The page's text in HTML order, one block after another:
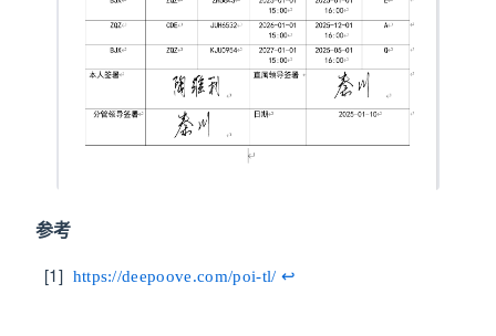
参考
https://deepoove.com/poi-tl/ ↩